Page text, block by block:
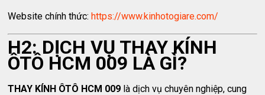
Website chính thức:https://www.kinhotogiare.com/
H2: DỊCH VỤ THAY KÍNH
ÔTÔ HCM 009 LÀ GÌ?
THAY KÍNH ÔTÔ HCM 009 là dịch vụ chuyên nghiệp, cung